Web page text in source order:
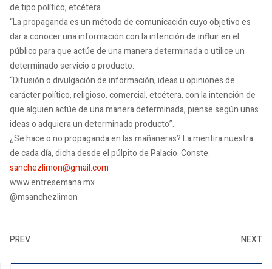
de tipo político, etcétera.
“La propaganda es un método de comunicación cuyo objetivo es
dar a conocer una información con la intención de influir en el
público para que actúe de una manera determinada o utilice un
determinado servicio o producto.
“Difusión o divulgación de información, ideas u opiniones de
carácter político, religioso, comercial, etcétera, con la intención de
que alguien actúe de una manera determinada, piense según unas
ideas o adquiera un determinado producto”.
¿Se hace o no propaganda en las mañaneras?La mentira nuestra
de cada día, dicha desde el púlpito de Palacio.Conste.
sanchezlimon@gmail.com
www.entresemana.mx
@msanchezlimon
PREV NEXT